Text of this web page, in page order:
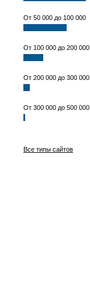
От 50 000 до 100 000
От 100 000 до 200 000
От 200 000 до 300 000
От 300 000 до 500 000
Все типы сайтов